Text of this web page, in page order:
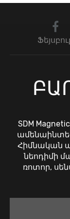
SDM
Հիմնական
նեոդիմի
ռոտոր,